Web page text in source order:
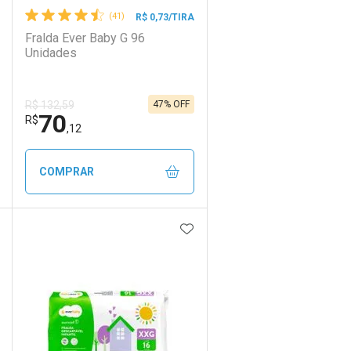
(41) R$ 0,73/TIRA
Fralda Ever Baby G 96
Unidades
R$ 132,59
R$70,12
47% OFF
COMPRAR
FECHAR
FECHAR
AOS FAVORITOS ADICIONAR AOS